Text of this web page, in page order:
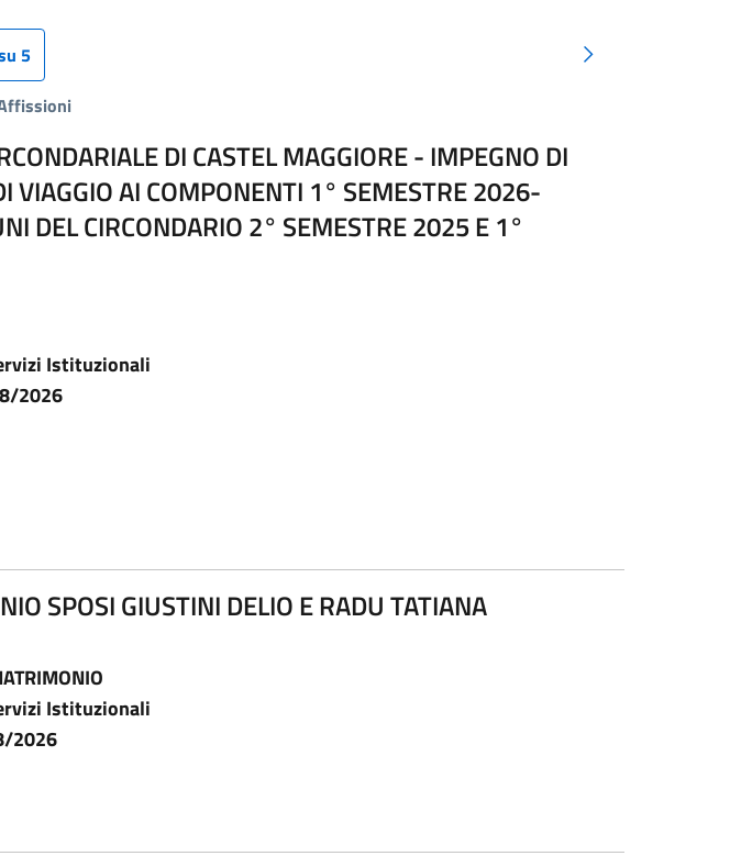
5
Pagina precedente
DI CASTEL MAGGIORE - IMPEGNO DI
VIAGGIO AI COMPONENTI 1° SEMESTRE 2026-
DEL CIRCONDARIO 2° SEMESTRE 2025 E 1°
Istituzionali
2026
SPOSI GIUSTINI DELIO E RADU TATIANA
Istituzionali
2026